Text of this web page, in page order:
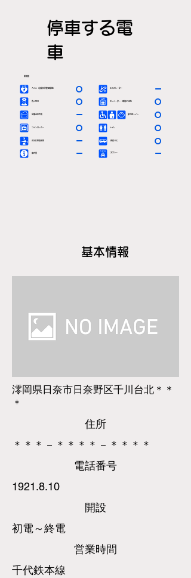
停車する電
車
駅情報
ＡＥＤ（自動体外除細動器）
有人窓口
定期券発売所
エスカレーター
エレベーター（車椅子対応）
多目的トイレ
〇
〇
ー
ー
〇
〇
コインロッカー トイレ
〇 〇
お忘れ物取扱所 ー
案内所 ー タクシー ー
路線バス 〇
基本情報
澪岡県日奈市日奈野区千川台北＊＊
＊
​住所
＊＊＊－＊＊＊＊－＊＊＊＊
​電話番号
1921.8.10
​開設
初電～終電
営業時間
千代鉄本線